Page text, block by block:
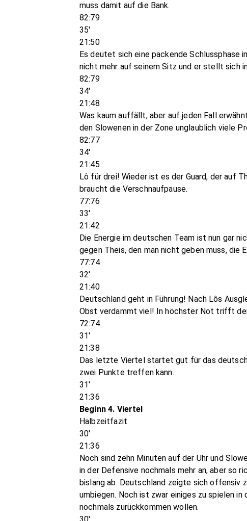
muss damit auf die Bank.
82:79
35'
21:50
Es deutet sich eine packende Schlussphase
nicht mehr auf seinem Sitz und er stellt sich
82:79
34'
21:48
Was kaum auffällt, aber auf jeden Fall
den Slowenen in der Zone unglaublich viele
82:77
34'
21:45
Lô für drei! Wieder ist es der Guard, der auf
braucht die Verschnaufpause.
77:76
33'
21:42
Die Energie im deutschen Team ist nun gar
gegen Theis, den man nicht geben muss, die
77:74
32'
21:40
Deutschland geht in Führung! Nach Lôs
Obst verdammt viel! In höchster Not trifft
72:74
31'
21:38
Das letzte Viertel startet gut für das
zwei Punkte treffen kann.
31'
21:36
Beginn 4. Viertel
Halbzeitfazit
30'
21:36
Noch sind zehn Minuten auf der Uhr und
in der Defensive nochmals mehr an, aber so
bislang ab. Deutschland zeigte sich offensiv
umbiegen. Noch ist zwar einiges zu spielen
nochmals zurückkommen wollen.